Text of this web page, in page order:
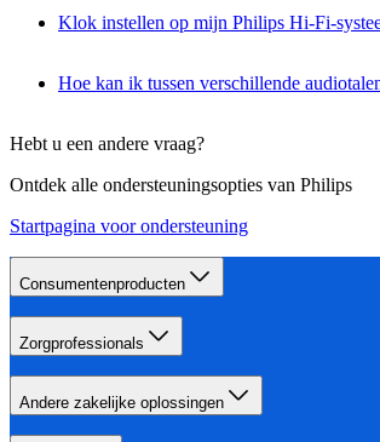
Klok instellen op mijn Philips Hi-Fi-
Hoe kan ik tussen verschillende
Hebt u een andere vraag?
Ontdek alle ondersteuningsopties van Philips
Startpagina voor ondersteuning
Consumentenproducten
Zorgprofessionals
Andere zakelijke oplossingen